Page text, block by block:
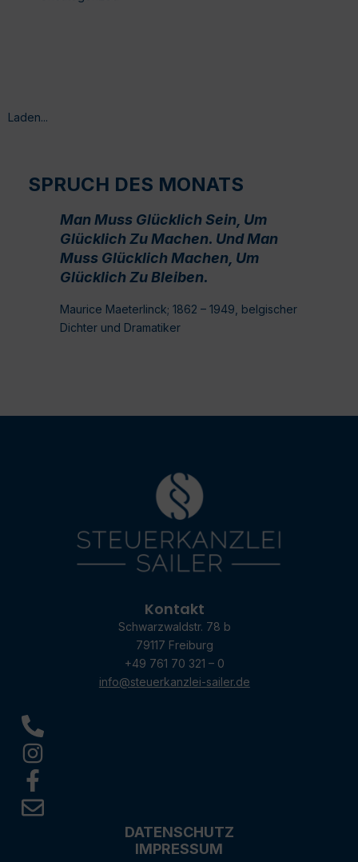
Laden...
SPRUCH DES MONATS
Man Muss Glücklich Sein, Um
Glücklich Zu Machen. Und Man
Muss Glücklich Machen, Um
Glücklich Zu Bleiben.
Maurice Maeterlinck; 1862 – 1949, belgischer
Dichter und Dramatiker
Kontakt
Schwarzwaldstr. 78 b
79117 Freiburg
+49 761 70 321 – 0
info@steuerkanzlei-sailer.de
DATENSCHUTZ
IMPRESSUM